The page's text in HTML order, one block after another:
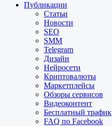
Публикации
Статьи
Новости
SEO
SMM
Telegram
Дизайн
Нейросети
Криптовалюты
Маркетплейсы
Обзоры сервисов
Видеоконтент
Бесплатный трафик
FAQ по Facebook